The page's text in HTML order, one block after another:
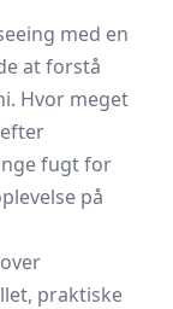
med en
at forstå
Hvor meget
fugt for
på
praktiske